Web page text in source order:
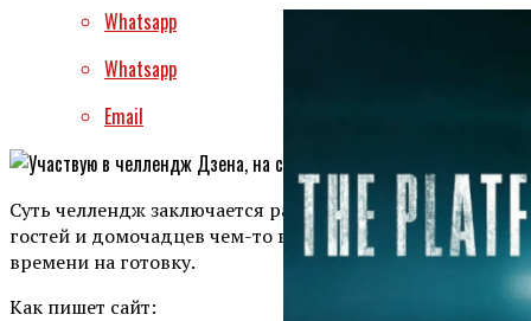
Whatsapp
Whatsapp
Email
Суть челлендж заключается рассказать как угостить
гостей и домочадцев чем-то вкусным, если нет
времени на готовку.
Как пишет сайт: